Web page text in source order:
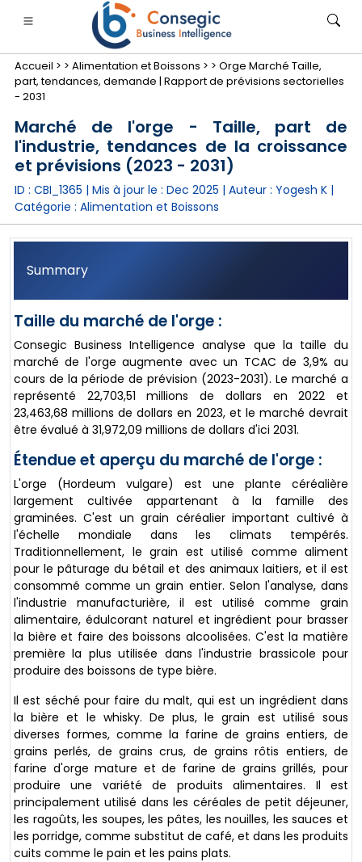
services financiers et assurance
• Biens de consommation
• Énergie et électricité
Accueil > > Alimentation et Boissons > > Orge Marché Taille,
part, tendances, demande | Rapport de prévisions sectorielles
- 2031
Marché de l'orge - Taille, part de
l'industrie, tendances de la croissance
et prévisions (2023 - 2031)
ID : CBI_1365 | Mis à jour le : Dec 2025 | Auteur : Yogesh K|
Catégorie : Alimentation et Boissons
Summary
Taille du marché de l'orge :
Consegic Business Intelligence analyse que la taille du
marché de l'orge augmente avec un TCAC de 3,9% au
cours de la période de prévision (2023-2031). Le marché a
représenté 22,703,51 millions de dollars en 2022 et
23,463,68 millions de dollars en 2023, et le marché devrait
être évalué à 31,972,09 millions de dollars d'ici 2031.
Étendue et aperçu du marché de l'orge :
L'orge (Hordeum vulgare) est une plante céréalière
largement cultivée appartenant à la famille des
graminées. C'est un grain céréalier important cultivé à
l'échelle mondiale dans les climats tempérés.
Traditionnellement, le grain est utilisé comme aliment
pour le pâturage du bétail et des animaux laitiers, et il est
consommé comme un grain entier. Selon l'analyse, dans
l'industrie manufacturière, il est utilisé comme grain
alimentaire, édulcorant naturel et ingrédient pour brasser
la bière et faire des boissons alcoolisées. C'est la matière
première la plus utilisée dans l'industrie brassicole pour
produire des boissons de type bière.
Il est séché pour faire du malt, qui est un ingrédient dans
la bière et le whisky. De plus, le grain est utilisé sous
diverses formes, comme la farine de grains entiers, de
grains perlés, de grains crus, de grains rôtis entiers, de
farine d'orge mature et de farine de grains grillés, pour
produire une variété de produits alimentaires. Il est
principalement utilisé dans les céréales de petit déjeuner,
les ragoûts, les soupes, les pâtes, les nouilles, les sauces et
les porridge, comme substitut de café, et dans les produits
cuits comme le pain et les pains plats.